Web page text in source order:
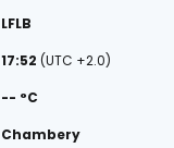
LFLB
17:52 (UTC +2.0)
-- °C
Chambery